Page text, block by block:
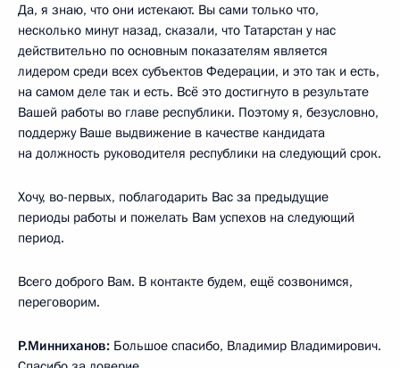
Да, я знаю, что они истекают. Вы сами только что,
несколько минут назад, сказали, что Татарстан у нас
действительно по основным показателям является
лидером среди всех субъектов Федерации, и это так и есть,
на самом деле так и есть. Всё это достигнуто в результате
Вашей работы во главе республики. Поэтому я, безусловно,
поддержу Ваше выдвижение в качестве кандидата
на должность руководителя республики на следующий срок.
Хочу, во-первых, поблагодарить Вас за предыдущие
периоды работы и пожелать Вам успехов на следующий
период.
Всего доброго Вам. В контакте будем, ещё созвонимся,
переговорим.
Р.Минниханов: Большое спасибо, Владимир Владимирович.